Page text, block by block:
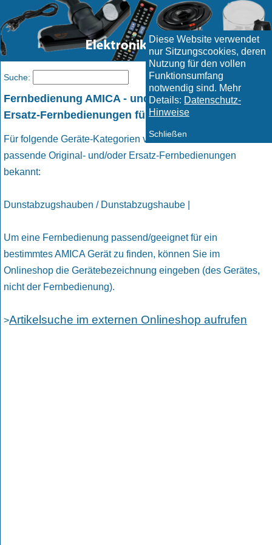
Diese Website verwendet
nur Sitzungscookies, deren
Nutzung für den vollen
Funktionsumfang
notwendig sind. Mehr
Details: Datenschutz-
Hinweise
Schließen
Fernbedienung AMICA - und geeignete passende
Ersatz-Fernbedienungen für AMICA Geräte
Für folgende Geräte-Kategorien von AMICA sind uns
passende Original- und/oder Ersatz-Fernbedienungen
bekannt:
Dunstabzugshauben / Dunstabzugshaube |
Um eine Fernbedienung passend/geeignet für ein
bestimmtes AMICA Gerät zu finden, können Sie im
Onlineshop die Gerätebezeichnung eingeben (des Gerätes,
nicht der Fernbedienung).
>Artikelsuche im externen Onlineshop aufrufen
Suche: